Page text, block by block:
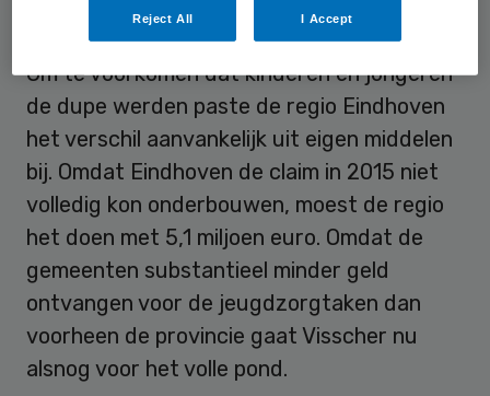
Om te voorkomen dat kinderen en jongeren
de dupe werden paste de regio Eindhoven
het verschil aanvankelijk uit eigen middelen
bij. Omdat Eindhoven de claim in 2015 niet
volledig kon onderbouwen, moest de regio
het doen met 5,1 miljoen euro. Omdat de
gemeenten substantieel minder geld
ontvangen voor de jeugdzorgtaken dan
voorheen de provincie gaat Visscher nu
alsnog voor het volle pond.
Reject All I Accept